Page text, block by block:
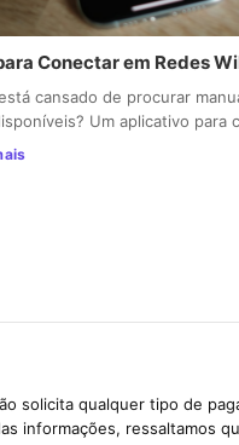
Conectar em Redes
cansado de procurar
Um aplicativo para
solicita qualquer tipo de
informações, ressaltamos